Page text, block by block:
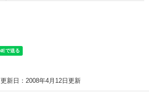
更新日：2008年4月12日更新